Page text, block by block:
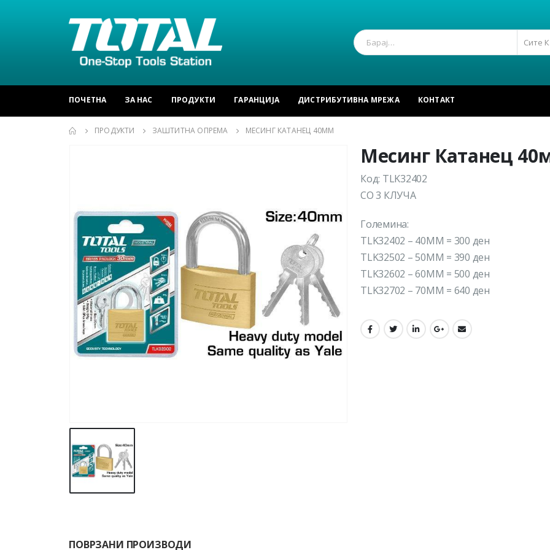
Сите
ПОЧЕТНА ЗА НАС ПРОДУКТИ ГАРАНЦИЈА ДИСТРИБУТИВНА МРЕЖА КОНТАКТ
ПРОДУКТИ ЗАШТИТНА ОПРЕМА МЕСИНГ КАТАНЕЦ 40ММ
Месинг Катанец
Код: TLK32402
СО 3 КЛУЧА
Големина:
TLK32402 – 40MM = 300 ден
TLK32502 – 50MM = 390 ден
TLK32602 – 60MM = 500 ден
TLK32702 – 70MM = 640 ден
ПОВРЗАНИ ПРОИЗВОДИ